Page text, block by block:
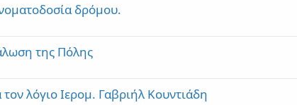
δρόμου.
της Πόλης
λόγιο Ιερομ. Γαβριήλ Κουντιάδη